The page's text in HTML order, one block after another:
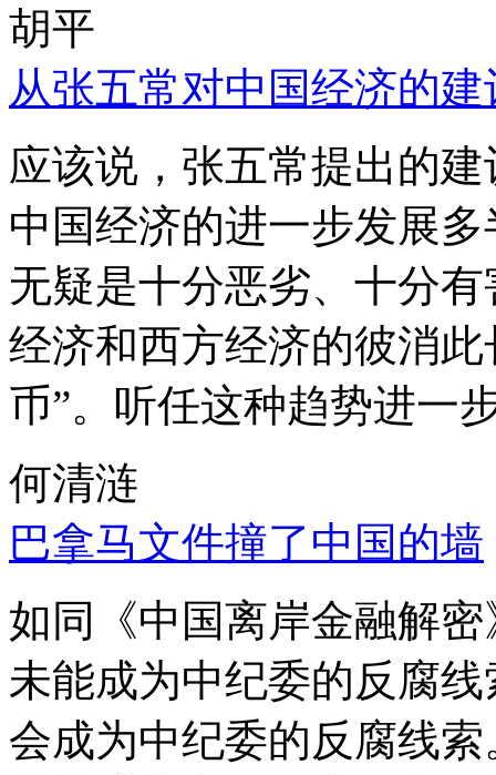
胡平
从张五常对中国经济的
应该说，张五常提出的
中国经济的进一步发展
无疑是十分恶劣、十分
经济和西方经济的彼消
币”。听任这种趋势进一
何清涟
巴拿马文件撞了中国的墙
如同《中国离岸金融解
未能成为中纪委的反腐
会成为中纪委的反腐线